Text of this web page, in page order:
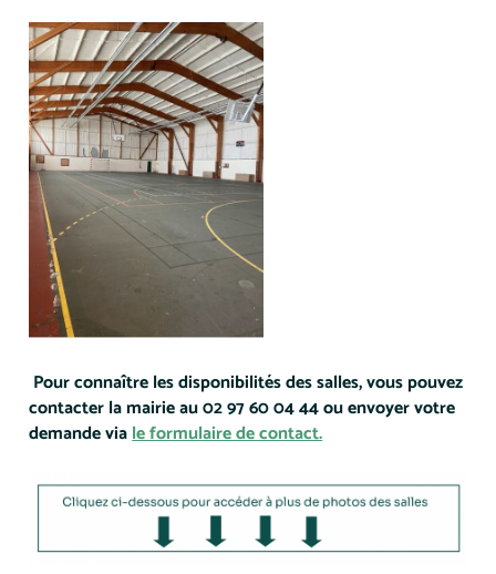
Pour connaître les disponibilités des salles, vous pouvez
contacter la mairie au 02 97 60 04 44 ou envoyer votre
demande viale formulaire de contact.